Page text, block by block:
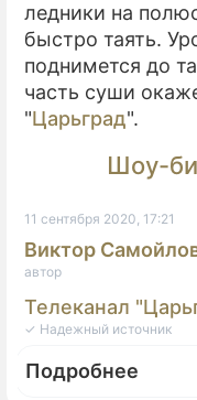
ледники на
быстро таять.
поднимется до
часть суши
"Царьград".
Шоу-
11 сентября 2020, 17:21
Виктор
автор
Телеканал
✓ Надежный источник
Подробнее